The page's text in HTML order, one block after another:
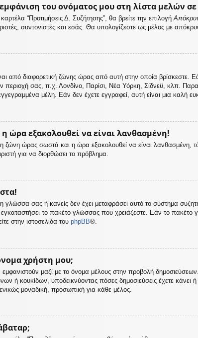
του ονόματος μου στη λίστα μελών
“Προτιμήσεις Δ. Συζήτησης”, θα βρείτε την επιλογή
συντονιστές και εσάς. Θα υπολογίζεστε ως μέλος με
από διαφορετική ζώνης ώρας από αυτή στην οποία βρίσκεστε.
περιοχή σας, π.χ. Λονδίνο, Παρίσι, Νέα Υόρκη, Σίδνεϋ, κλπ.
μέλη. Εάν δεν έχετε εγγραφεί, αυτή είναι μια καλή
ώρα εξακολουθεί να είναι λανθασμένη!
τη ζώνη ώρας σωστά και η ώρα εξακολουθεί να είναι λανθασμένη,
για να διορθώσει το πρόβλημα.
τη γλώσσα σας ή κανείς δεν έχει μεταφράσει αυτό το σύστημα
το πακέτο γλώσσας που χρειάζεστε. Εάν το πακέτο
στην ιστοσελίδα του phpBB®.
χρήστη μου;
μαζί με το όνομα μέλους στην προβολή
ή κουκίδων, υποδεικνύοντας πόσες δημοσιεύσεις έχετε
μοναδική, προσωπική για κάθε μέλος.